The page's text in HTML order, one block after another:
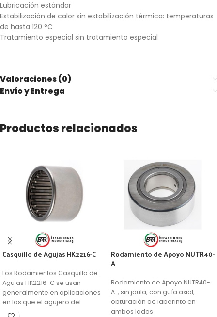
Lubricación estándar
Estabilización de calor sin estabilización térmica: temperaturas
de hasta 120 °C
Tratamiento especial sin tratamiento especial
Valoraciones (0)
Envío y Entrega
Productos relacionados
Casquillo de Agujas HK2216-C
Los Rodamientos Casquillo de
Agujas HK2216-C se usan
generalmente en aplicaciones
en las que el agujero del
soporte no se puede usar como
Rodamiento de Apoyo NUTR40-
A
Rodamiento de Apoyo NUTR40-
A , sin jaula, con guía axial,
obturación de laberinto en
ambos lados